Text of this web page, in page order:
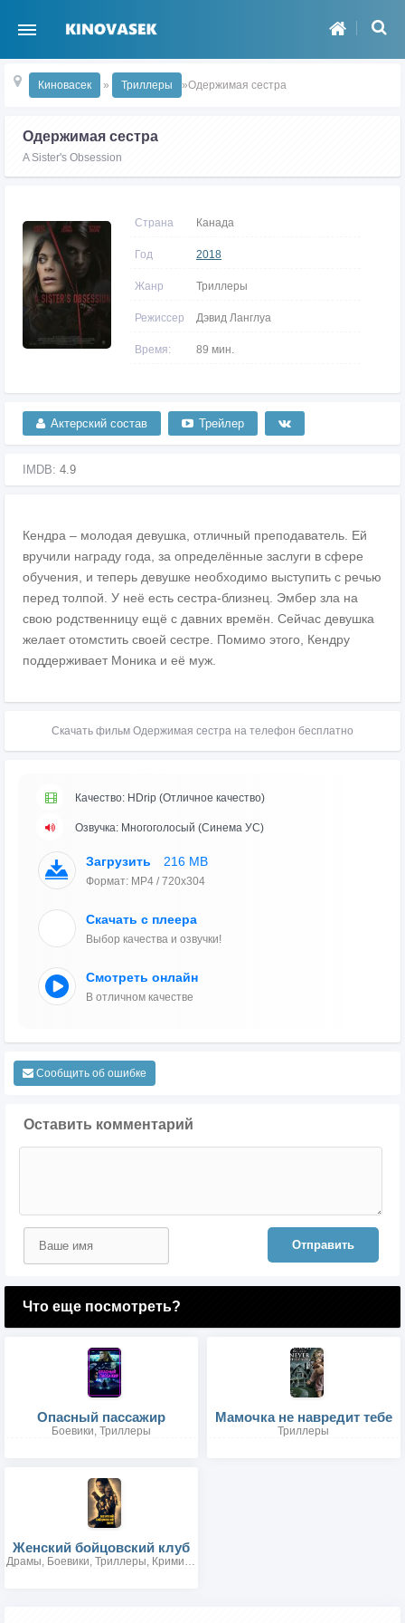
Киновасек » Триллеры »Одержимая сестра
Одержимая сестра
A Sister's Obsession
Страна Канада
Год 2018
Жанр Триллеры
Режиссер Дэвид Ланглуа
Время: 89 мин.
Актерский состав Трейлер
IMDB: 4.9
Кендра – молодая девушка, отличный преподаватель. Ей
вручили награду года, за определённые заслуги в сфере
обучения, и теперь девушке необходимо выступить с речью
перед толпой. У неё есть сестра-близнец. Эмбер зла на
свою родственницу ещё с давних времён. Сейчас девушка
желает отомстить своей сестре. Помимо этого, Кендру
поддерживает Моника и её муж.
Скачать фильм Одержимая сестра на телефон бесплатно
Качество: HDrip (Отличное качество)
Озвучка: Многоголосый (Синема УС)
Загрузить 216 MB
Формат: MP4 / 720x304
Скачать с плеера
Выбор качества и озвучки!
Смотреть онлайн
В отличном качестве
Сообщить об ошибке
Оставить комментарий
Отправить
Что еще посмотреть?
Опасный пассажир
Боевики, Триллеры
Мамочка не навредит тебе
Триллеры
Женский бойцовский клуб
Драмы, Боевики, Триллеры, Криминальные